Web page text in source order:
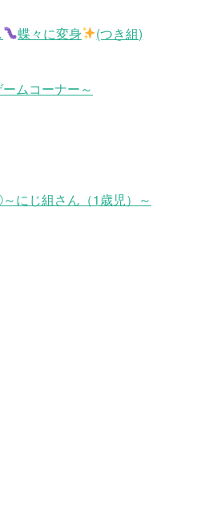
蝶々に変身 (つき組)
ムコーナー～
にじ組さん（1歳児）～